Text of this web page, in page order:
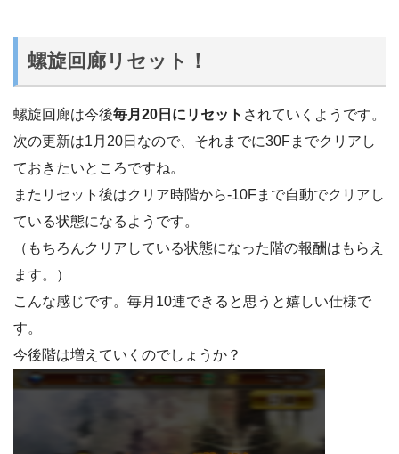
螺旋回廊リセット！
螺旋回廊は今後毎月20日にリセット されていくようです。
次の更新は1月20日なので、それまでに30Fまでクリアし
ておきたいところですね。
またリセット後はクリア時階から-10Fまで自動でクリアし
ている状態になるようです。
（もちろんクリアしている状態になった階の報酬はもらえ
ます。）
こんな感じです。毎月10連できると思うと嬉しい仕様で
す。
今後階は増えていくのでしょうか？